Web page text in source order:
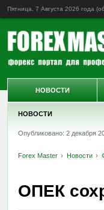
Пятница, 7 Августа 2026 года
НОВОСТИ
Опубликовано: 2 декабря
Forex Master Новости
ОПЕК
НОВОСТИ